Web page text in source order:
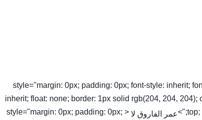
< style="margin: 0px; padding: 0px; font-style: inherit;
inherit; float: none; border: 1px solid rgb(204, 204,
top;
عمر الفاروق لا
< style="margin: 0px; padding: 0px;